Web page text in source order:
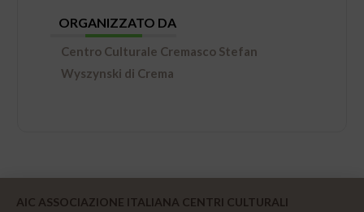
ORGANIZZATO DA
Centro Culturale Cremasco Stefan
Wyszynski di Crema
AIC ASSOCIAZIONE ITALIANA CENTRI CULTURALI